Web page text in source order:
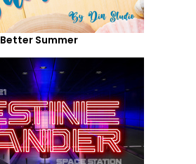
Better Summer